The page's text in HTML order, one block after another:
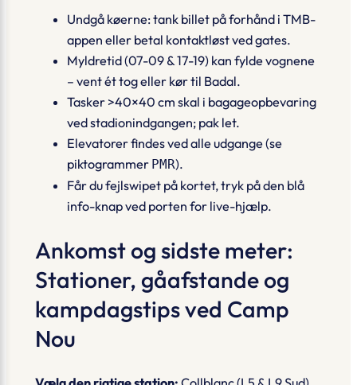
Undgå køerne: tank billet på forhånd i TMB-
appen eller betal kontaktløst ved gates.
Myldretid (07-09 & 17-19) kan fylde vognene
– vent ét tog eller kør til Badal.
Tasker >40×40 cm skal i bagageopbevaring
ved stadionindgangen; pak let.
Elevatorer findes ved alle udgange (se
piktogrammer PMR).
Får du fejlswipet på kortet, tryk på den blå
info-knap ved porten for live-hjælp.
Ankomst og sidste meter:
Stationer, gåafstande og
kampdagstips ved Camp
Nou